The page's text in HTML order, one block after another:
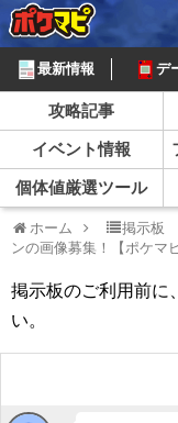
最新情報 デ
攻略記事
イベント情報
個体値厳選ツール
ホーム 掲示板
ンの画像募集！【ポケマピ
掲示板のご利用前に、
い。